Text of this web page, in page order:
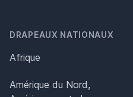
DRAPEAUX NATIONAUX
Afrique
Amérique du Nord,